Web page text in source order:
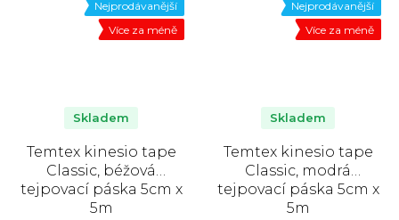
Nejprodávanější
Více za méně
Temtex kinesio tape
Classic, béžová
tejpovací páska 5cm x
5m
Skladem
Nejprodávanější
Více za méně
Temtex kinesio tape
Classic, modrá
tejpovací páska 5cm x
5m
Skladem